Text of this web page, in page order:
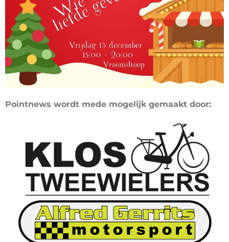
Pointnews wordt mede mogelijk gemaakt door: